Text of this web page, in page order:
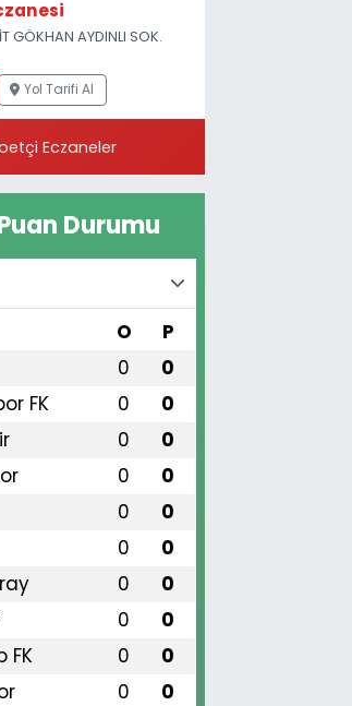
GÖKHAN AYDINLI SOK.
Yol Tarifi Al
Eczaneler
Durumu
O P
0 0
FK 0 0
0 0
0 0
0 0
0 0
0 0
0 0
FK 0 0
0 0